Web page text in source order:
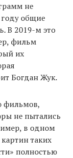
не
общие
В 2019-м это
фильм
их
Богдан Жук.
фильмов,
не пытались
в одном
таких
полностью